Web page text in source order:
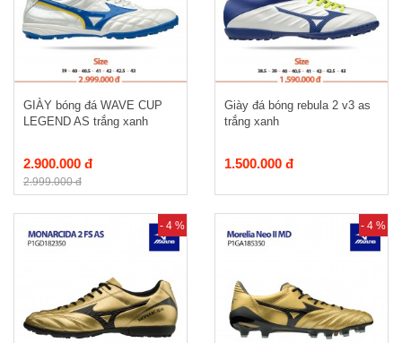
GIÀY bóng đá WAVE CUP
LEGEND AS trắng xanh
2.900.000 đ
2.999.000 đ
Giày đá bóng rebula 2 v3 as
trắng xanh
1.500.000 đ
- 4 % - 4 %